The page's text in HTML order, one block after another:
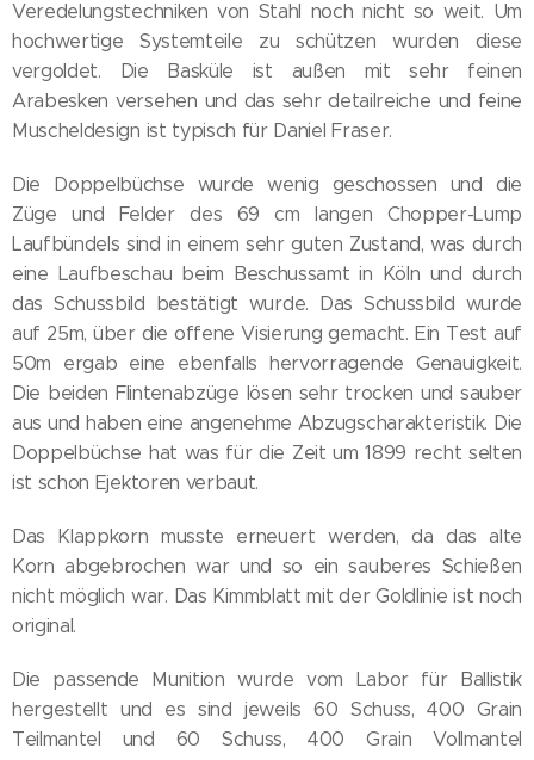
Veredelungstechniken von Stahl noch nicht so weit. Um
hochwertige Systemteile zu schützen wurden diese
vergoldet. Die Basküle ist außen mit sehr feinen
Arabesken versehen und das sehr detailreiche und feine
Muscheldesign ist typisch für Daniel Fraser.
Die Doppelbüchse wurde wenig geschossen und die
Züge und Felder des 69 cm langen Chopper-Lump
Laufbündels sind in einem sehr guten Zustand, was durch
eine Laufbeschau beim Beschussamt in Köln und durch
das Schussbild bestätigt wurde. Das Schussbild wurde
auf 25m, über die offene Visierung gemacht. Ein Test auf
50m ergab eine ebenfalls hervorragende Genauigkeit.
Die beiden Flintenabzüge lösen sehr trocken und sauber
aus und haben eine angenehme Abzugscharakteristik. Die
Doppelbüchse hat was für die Zeit um 1899 recht selten
ist schon Ejektoren verbaut.
Das Klappkorn musste erneuert werden, da das alte
Korn abgebrochen war und so ein sauberes Schießen
nicht möglich war. Das Kimmblatt mit der Goldlinie ist noch
original.
Die passende Munition wurde vom Labor für Ballistik
hergestellt und es sind jeweils 60 Schuss, 400 Grain
Teilmantel und 60 Schuss, 400 Grain Vollmantel